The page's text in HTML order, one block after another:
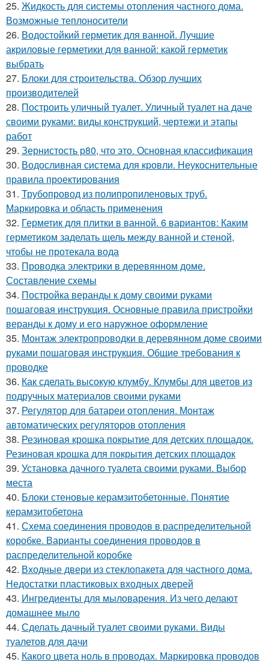
25. Жидкость для системы отопления частного дома.
Возможные теплоносители
26. Водостойкий герметик для ванной. Лучшие
акриловые герметики для ванной: какой герметик
выбрать
27. Блоки для строительства. Обзор лучших
производителей
28. Построить уличный туалет. Уличный туалет на даче
своими руками: виды конструкций, чертежи и этапы
работ
29. Зернистость р80, что это. Основная классификация
30. Водосливная система для кровли. Неукоснительные
правила проектирования
31. Трубопровод из полипропиленовых труб.
Маркировка и область применения
32. Герметик для плитки в ванной. 6 вариантов: Каким
герметиком заделать щель между ванной и стеной,
чтобы не протекала вода
33. Проводка электрики в деревянном доме.
Составление схемы
34. Постройка веранды к дому своими руками
пошаговая инструкция. Основные правила пристройки
веранды к дому и его наружное оформление
35. Монтаж электропроводки в деревянном доме своими
руками пошаговая инструкция. Общие требования к
проводке
36. Как сделать высокую клумбу. Клумбы для цветов из
подручных материалов своими руками
37. Регулятор для батареи отопления. Монтаж
автоматических регуляторов отопления
38. Резиновая крошка покрытие для детских площадок.
Резиновая крошка для покрытия детских площадок
39. Установка дачного туалета своими руками. Выбор
места
40. Блоки стеновые керамзитобетонные. Понятие
керамзитобетона
41. Схема соединения проводов в распределительной
коробке. Варианты соединения проводов в
распределительной коробке
42. Входные двери из стеклопакета для частного дома.
Недостатки пластиковых входных дверей
43. Ингредиенты для мыловарения. Из чего делают
домашнее мыло
44. Сделать дачный туалет своими руками. Виды
туалетов для дачи
45. Какого цвета ноль в проводах. Маркировка проводов